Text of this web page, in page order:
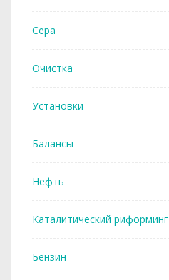
Сера
Очистка
Установки
Балансы
Нефть
Каталитический риформинг
Бензин